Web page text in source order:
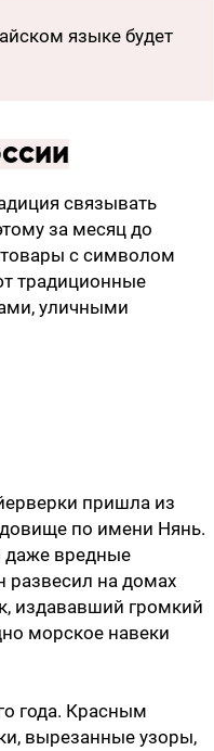
языке будет
связывать
за месяц до
товары с символом
традиционные
уличными
пришла из
по имени Нянь.
даже вредные
развесил на домах
издававший громкий
морское навеки
года. Красным
вырезанные узоры,